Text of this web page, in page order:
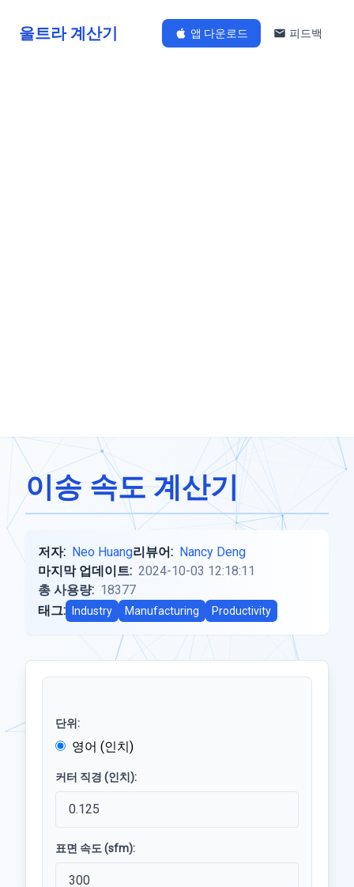
울트라 계산기 앱 다운로드 피드백
이송 속도 계산기
저자: Neo Huang리뷰어: Nancy Deng
마지막 업데이트: 2024-10-03 12:18:11
총 사용량: 18377
태그:
Industry Manufacturing Productivity
단위:
영어 (인치)
커터 직경 (인치):
표면 속도 (sfm):